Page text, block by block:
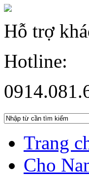
Hỗ trợ
Hotline:
Trang
Cho